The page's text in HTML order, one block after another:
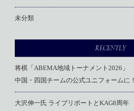
未分類
RECENTLY
将棋「ABEMA地域トーナメント2026
中国・四国チームの公式ユニフォームに
大沢伸一氏 ライブリポートとKAG8周年